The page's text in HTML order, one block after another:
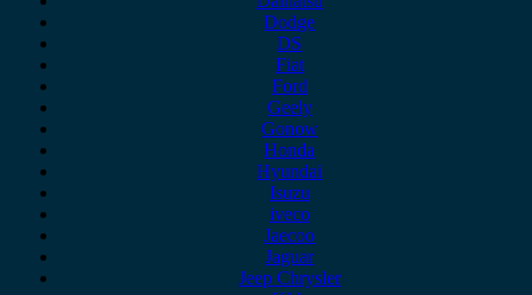
Dodge
DS
Fiat
Ford
Geely
Gonow
Honda
Hyundai
Isuzu
iveco
Jaecoo
Jaguar
Jeep Chrysler